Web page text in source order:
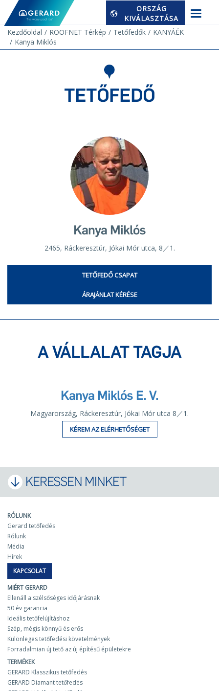
ORSZÁG
KIVÁLASZTÁSA
Kezdőoldal
ROOFNET Térkép Tetőfedők
KANYÁÉK
Kanya Miklós
TETŐFEDŐ
Kanya Miklós
2465, Ráckeresztúr, Jókai Mór utca, 8／1.
TETŐFEDŐ CSAPAT
ÁRAJÁNLAT KÉRÉSE
A VÁLLALAT TAGJA
Kanya Miklós E. V.
Magyarország, Ráckeresztúr, Jókai Mór utca 8／1.
KÉREM AZ ELÉRHETŐSÉGET
KERESSEN MINKET
RÓLUNK
Gerard tetőfedés
Rólunk
Média
Hírek
KAPCSOLAT
MIÉRT GERARD
Ellenáll a szélsőséges időjárásnak
50 év garancia
Ideális tetőfelújításhoz
Szép, mégis könnyű és erős
Különleges tetőfedési követelmények
Forradalmian új tető az új építésű épületekre
TERMÉKEK
GERARD Klasszikus tetőfedés
GERARD Diamant tetőfedés